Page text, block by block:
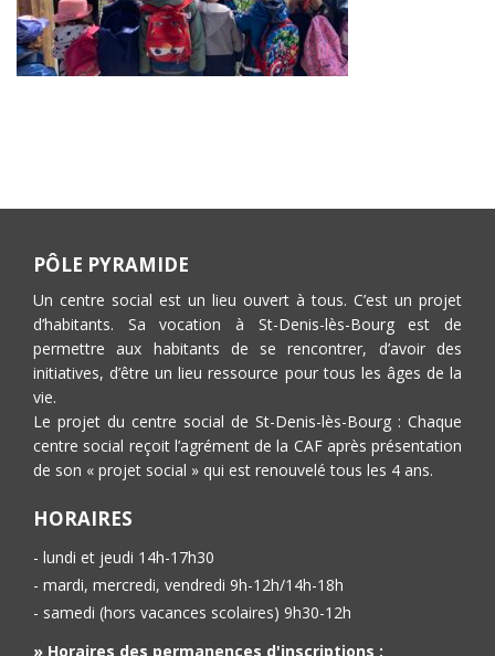
PÔLE PYRAMIDE
Un centre social est un lieu ouvert à tous. C’est un projet
d’habitants. Sa vocation à St-Denis-lès-Bourg est de
permettre aux habitants de se rencontrer, d’avoir des
initiatives, d’être un lieu ressource pour tous les âges de la
vie.
Le projet du centre social de St-Denis-lès-Bourg : Chaque
centre social reçoit l’agrément de la CAF après présentation
de son « projet social » qui est renouvelé tous les 4 ans.
HORAIRES
- lundi et jeudi 14h-17h30
- mardi, mercredi, vendredi 9h-12h/14h-18h
- samedi (hors vacances scolaires) 9h30-12h
» Horaires des permanences d'inscriptions :